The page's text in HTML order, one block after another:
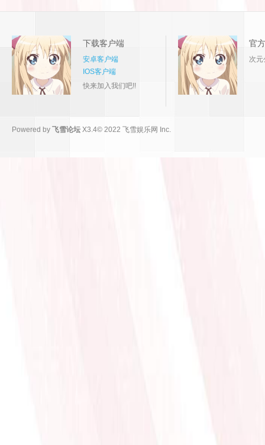
下载客户端
安卓客户端
IOS客户端
快来加入我们吧!!
官
次元
Powered by 飞雪论坛 X3.4© 2022 飞雪娱乐网 Inc.